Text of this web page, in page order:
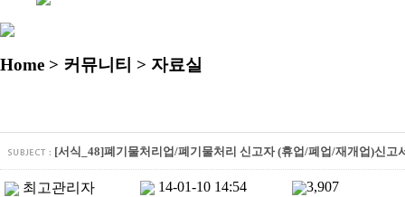
Home > 커뮤니티 > 자료실
[서식_48]폐기물처리업/폐기물처리 신고자 (휴업/폐업/재개업)신고
최고관리자 14-01-10 14:54
3,907